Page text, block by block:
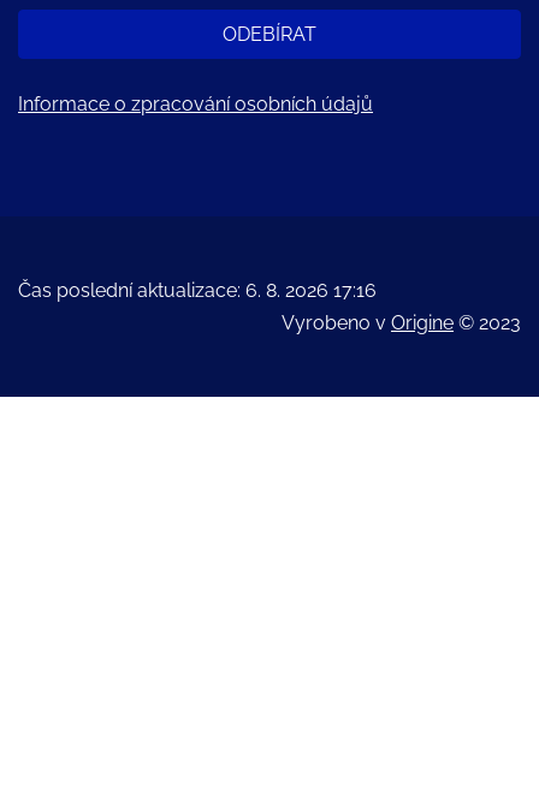
ODEBÍRAT
Informace o zpracování osobních údajů
Čas poslední aktualizace: 6. 8. 2026 17:16
Vyrobeno v Origine © 2023